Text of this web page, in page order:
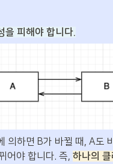
을 피해야 합니다.
의하면 B가 바뀔 때, A도
어야 합니다. 즉, 하나의